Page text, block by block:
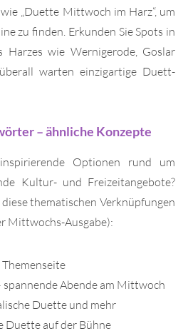
„Duette Mittwoch im Harz“, um
zu finden. Erkunden Sie Spots in
Harzes wie Wernigerode, Goslar
warten einzigartige Duett-
– ähnliche Konzepte
Optionen rund um
Kultur- und Freizeitangebote?
thematischen Verknüpfungen
Mittwochs-Ausgabe):
spannende Abende am Mittwoch
Duette und mehr
Duette auf der Bühne